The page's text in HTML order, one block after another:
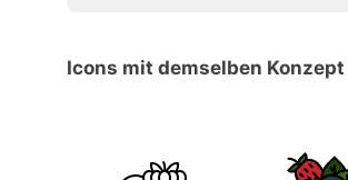
Icons mit demselben Konzept